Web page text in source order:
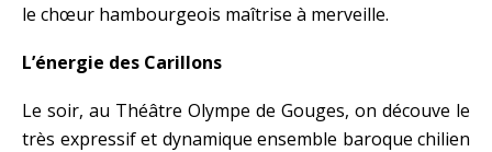
le chœur hambourgeois maîtrise à merveille.
L’énergie des Carillons
Le soir, au Théâtre Olympe de Gouges, on découve le
très expressif et dynamique ensemble baroque chilien